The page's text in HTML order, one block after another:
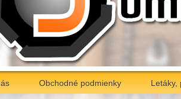
Obchodné podmienky Letáky,